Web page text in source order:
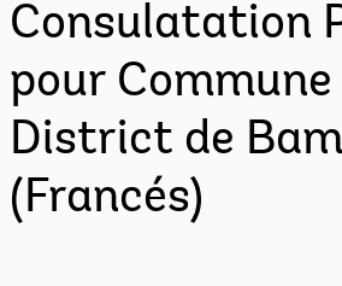
Consulatation
pour Commune
District de
(Francés)